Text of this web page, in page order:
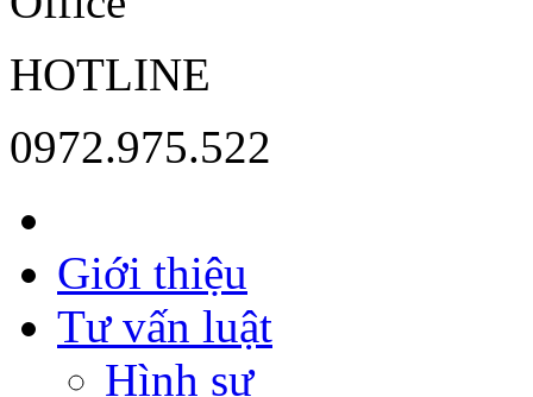
HOTLINE
0972.975.522
Giới thiệu
Tư vấn luật
Hình sự